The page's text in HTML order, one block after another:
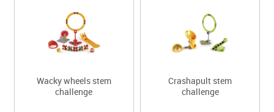
Wacky wheels stem
challenge
Crashapult stem
challenge